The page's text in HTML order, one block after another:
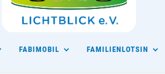
FABIMOBIL FAMILIENLOTSIN